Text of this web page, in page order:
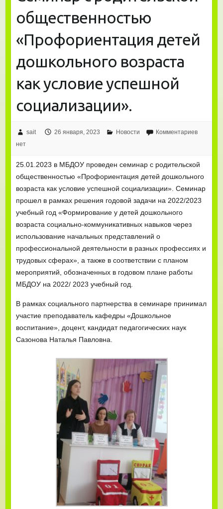
общественностью
«Профориентация детей
дошкольного возраста
как условие успешной
социализации».
sait 26 января, 2023 Новости
Комментариев
нет
25.01.2023 в МБДОУ проведен семинар с родительской
общественностью «Профориентация детей дошкольного
возраста как условие успешной социализации». Семинар
прошел в рамках решения годовой задачи на 2022/2023
учебный год «Формирование у детей дошкольного
возраста социально-коммуникативных навыков через
использование начальных представлений о
профессиональной деятельности в разных профессиях и
трудовых сферах», а также в соответствии с планом
мероприятий, обозначенных в годовом плане работы
МБДОУ на 2022/ 2023 учебный год.
В рамках социального партнерства в семинаре принимал
участие преподаватель кафедры «Дошкольное
воспитание», доцент, кандидат педагогических наук
Сазонова Наталья Павловна.